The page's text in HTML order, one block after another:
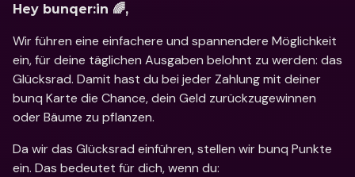
Hey bunqer:in 🌈,
Wir führen eine einfachere und spannendere Möglichkeit
ein, für deine täglichen Ausgaben belohnt zu werden: das
Glücksrad. Damit hast du bei jeder Zahlung mit deiner
bunq Karte die Chance, dein Geld zurückzugewinnen
oder Bäume zu pflanzen.
Da wir das Glücksrad einführen, stellen wir bunq Punkte
ein. Das bedeutet für dich, wenn du: